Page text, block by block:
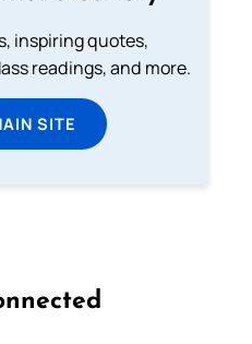
inspiring quotes,
readings, and more.
SITE